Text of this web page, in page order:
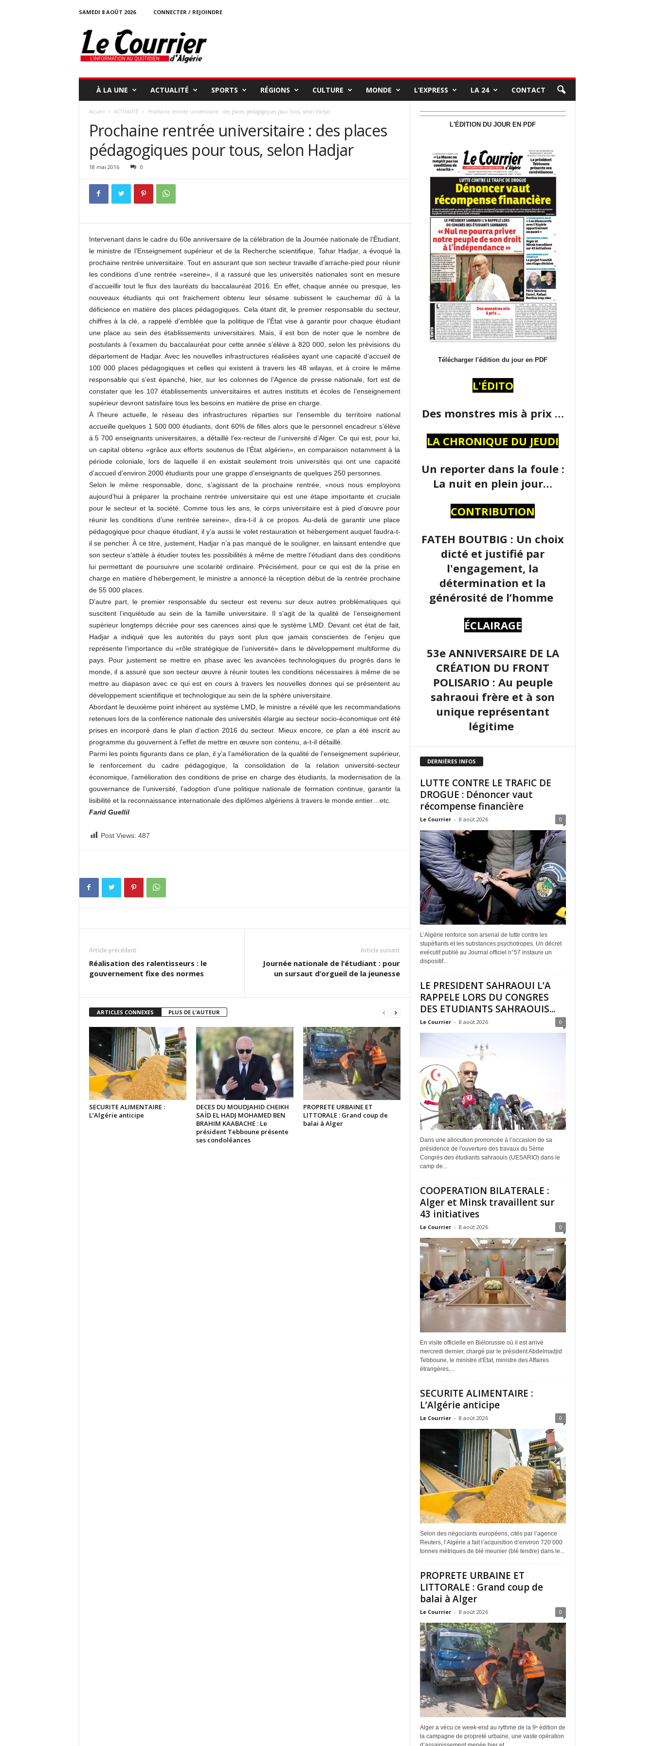
SAMEDI 8 AOÛT 2026
CONNECTER / REJOINDRE
o
u
À LA UNE ACTUALITÉ SPORTS RÉGIONS CULTURE MONDE L’EXPRESS LA 24 CONTACT
Accueil ACTUALITÉ Prochaine rentrée universitaire : des places pédagogiques pour tous, selon Hadjar
Prochaine rentrée universitaire : des places
pédagogiques pour tous, selon Hadjar
18 mai 2016 0
Intervenant dans le cadre du 60e anniversaire de la célébration de la Journée nationale de l’Étudiant,
le ministre de l’Enseignement supérieur et de la Recherche scientifique, Tahar Hadjar, a évoqué la
prochaine rentrée universitaire. Tout en assurant que son secteur travaille d’arrache-pied pour réunir
les conditions d’une rentrée «sereine», il a rassuré que les universités nationales sont en mesure
d’accueillir tout le flux des lauréats du baccalauréat 2016. En effet, chaque année ou presque, les
nouveaux étudiants qui ont fraichement obtenu leur sésame subissent le cauchemar dû à la
déficience en matière des places pédagogiques. Cela étant dit, le premier responsable du secteur,
chiffres à la clé, a rappelé d’emblée que la politique de l’État vise à garantir pour chaque étudiant
une place au sein des établissements universitaires. Mais, il est bon de noter que le nombre de
postulants à l’examen du baccalauréat pour cette année s’élève à 820 000, selon les prévisions du
département de Hadjar. Avec les nouvelles infrastructures réalisées ayant une capacité d’accueil de
100 000 places pédagogiques et celles qui existent à travers les 48 wilayas, et à croire le même
responsable qui s’est épanché, hier, sur les colonnes de l’Agence de presse nationale, fort est de
constater que les 107 établissements universitaires et autres instituts et écoles de l’enseignement
supérieur devront satisfaire tous les besoins en matière de prise en charge.
À l’heure actuelle, le réseau des infrastructures réparties sur l’ensemble du territoire national
accueille quelques 1 500 000 étudiants, dont 60% de filles alors que le personnel encadreur s’élève
à 5 700 enseignants universitaires, a détaillé l’ex-recteur de l’université d’Alger. Ce qui est, pour lui,
un capital obtenu «grâce aux efforts soutenus de l’État algérien», en comparaison notamment à la
période coloniale, lors de laquelle il en existait seulement trois universités qui ont une capacité
d’accueil d’environ 2000 étudiants pour une grappe d’enseignants de quelques 250 personnes.
Selon le même responsable, donc, s’agissant de la prochaine rentrée, «nous nous employons
aujourd’hui à préparer la prochaine rentrée universitaire qui est une étape importante et cruciale
pour le secteur et la société. Comme tous les ans, le corps universitaire est à pied d’œuvre pour
réunir les conditions d’une rentrée sereine», dira-t-il à ce propos. Au-delà de garantir une place
pédagogique pour chaque étudiant, il y’a aussi le volet restauration et hébergement auquel faudra-t-
il se pencher. À ce titre, justement, Hadjar n’a pas manqué de le souligner, en laissant entendre que
son secteur s’attèle à étudier toutes les possibilités à même de mettre l’étudiant dans des conditions
lui permettant de poursuivre une scolarité ordinaire. Précisément, pour ce qui est de la prise en
charge en matière d’hébergement, le ministre a annoncé la réception début de la rentrée prochaine
de 55 000 places.
D’autre part, le premier responsable du secteur est revenu sur deux autres problématiques qui
suscitent l’inquiétude au sein de la famille universitaire. Il s’agit de la qualité de l’enseignement
supérieur longtemps décriée pour ses carences ainsi que le système LMD. Devant cet état de fait,
Hadjar a indiqué que les autorités du pays sont plus que jamais conscientes de l’enjeu que
représente l’importance du «rôle stratégique de l’université» dans le développement multiforme du
pays. Pour justement se mettre en phase avec les avancées technologiques du progrès dans le
monde, il a assuré que son secteur œuvre à réunir toutes les conditions nécessaires à même de se
mettre au diapason avec ce qui est en cours à travers les nouvelles donnes qui se présentent au
développement scientifique et technologique au sein de la sphère universitaire.
Abordant le deuxième point inhérent au système LMD, le ministre a révélé que les recommandations
retenues lors de la conférence nationale des universités élargie au secteur socio-économique ont été
prises en incorporé dans le plan d’action 2016 du secteur. Mieux encore, ce plan a été inscrit au
programme du gouvernent à l’effet de mettre en œuvre son contenu, a-t-il détaillé.
Parmi les points figurants dans ce plan, il y’a l’amélioration de la qualité de l’enseignement supérieur,
le renforcement du cadre pédagogique, la consolidation de la relation université-secteur
économique, l’amélioration des conditions de prise en charge des étudiants, la modernisation de la
gouvernance de l’université, l’adoption d’une politique nationale de formation continue, garantir la
lisibilité et la reconnaissance internationale des diplômes algériens à travers le monde entier…etc.
Farid Guellil
Post Views: 487
Article précédent
Réalisation des ralentisseurs : le
gouvernement fixe des normes
Article suivant
Journée nationale de l’étudiant : pour
un sursaut d’orgueil de la jeunesse
ARTICLES CONNEXES PLUS DE L'AUTEUR
SECURITE ALIMENTAIRE :
L’Algérie anticipe
DECES DU MOUDJAHID CHEIKH
SAÏD EL HADJ MOHAMED BEN
BRAHIM KAABACHE : Le
président Tebboune présente
ses condoléances
PROPRETE URBAINE ET
LITTORALE : Grand coup de
balai à Alger
L'ÉDITION DU JOUR EN PDF
Télécharger l'édition du jour en PDF
L'ÉDITO
Des monstres mis à prix …
LA CHRONIQUE DU JEUDI
Un reporter dans la foule :
La nuit en plein jour…
CONTRIBUTION
FATEH BOUTBIG : Un choix
dicté et justifié par
l'engagement, la
détermination et la
générosité de l’homme
ÉCLAIRAGE
53e ANNIVERSAIRE DE LA
CRÉATION DU FRONT
POLISARIO : Au peuple
sahraoui frère et à son
unique représentant
légitime
DERNIÈRES INFOS
LUTTE CONTRE LE TRAFIC DE
DROGUE : Dénoncer vaut
récompense financière
Le Courrier - 8 août 2026 0
L’Algérie renforce son arsenal de lutte contre les
stupéfiants et les substances psychotropes. Un décret
exécutif publié au Journal officiel n°57 instaure un
dispositif...
LE PRESIDENT SAHRAOUI L’A
RAPPELE LORS DU CONGRES
DES ETUDIANTS SAHRAOUIS...
Le Courrier - 8 août 2026 0
Dans une allocution prononcée à l’occasion de sa
présidence de l'ouverture des travaux du 5ème
Congrès des étudiants sahraouis (UESARIO) dans le
camp de...
COOPERATION BILATERALE :
Alger et Minsk travaillent sur
43 initiatives
Le Courrier - 8 août 2026 0
En visite officielle en Biélorussie où il est arrivé
mercredi dernier, chargé par le président Abdelmadjid
Tebboune, le ministre d'Etat, ministre des Affaires
étrangères,...
SECURITE ALIMENTAIRE :
L’Algérie anticipe
Le Courrier - 8 août 2026 0
Selon des négociants européens, cités par l’agence
Reuters, l’Algérie a fait l’acquisition d’environ 720 000
tonnes métriques de blé meunier (blé tendre) dans le...
PROPRETE URBAINE ET
LITTORALE : Grand coup de
balai à Alger
Le Courrier - 8 août 2026 0
Alger a vécu ce week-end au rythme de la 9ᵉ édition de
la campagne de propreté urbaine, une vaste opération